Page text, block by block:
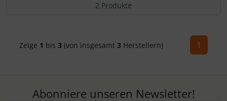
2 Produkte
Zeige 1 bis3 (von insgesamt3 Herstellern) 1
Abonniere unseren Newsletter!